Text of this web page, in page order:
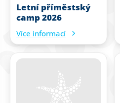
Letní příměstský
camp 2026
Více informací